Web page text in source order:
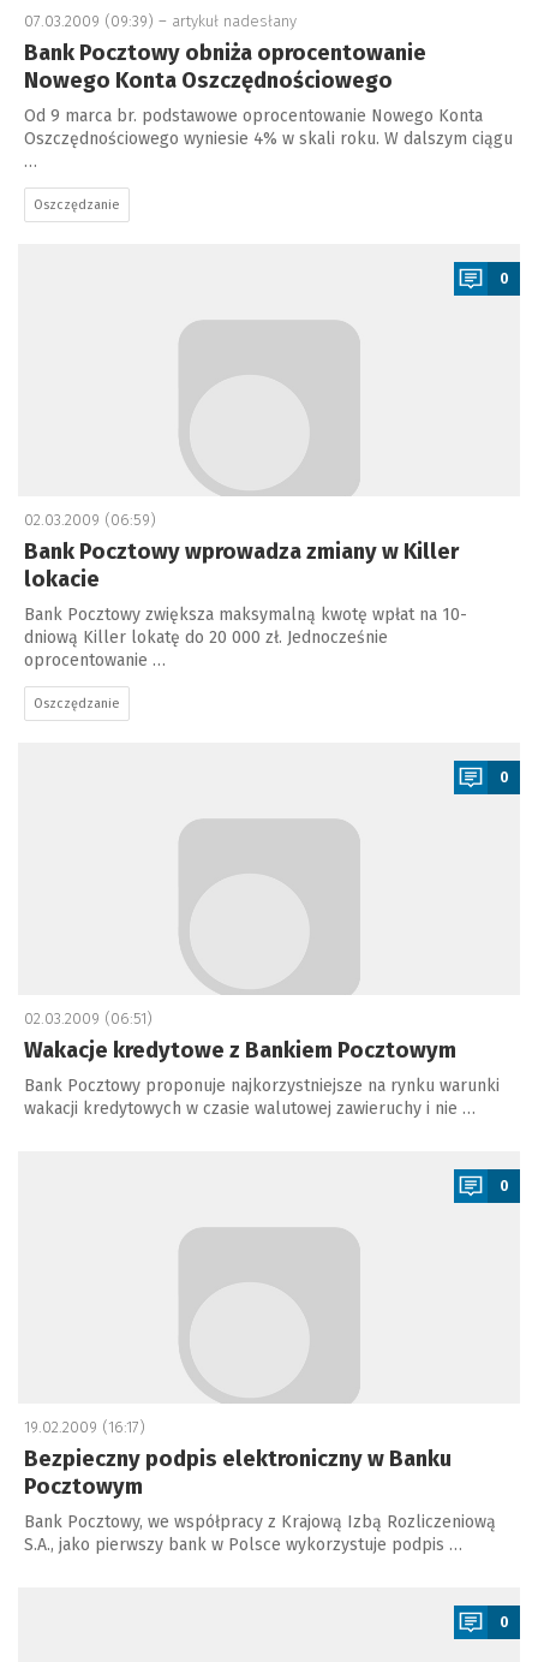
07.03.2009 (09:39) – artykuł nadesłany
Bank Pocztowy obniża oprocentowanie
Nowego Konta Oszczędnościowego
Od 9 marca br. podstawowe oprocentowanie Nowego Konta
Oszczędnościowego wyniesie 4% w skali roku. W dalszym ciągu
…
Oszczędzanie
0
02.03.2009 (06:59)
Bank Pocztowy wprowadza zmiany w Killer
lokacie
Bank Pocztowy zwiększa maksymalną kwotę wpłat na 10-
dniową Killer lokatę do 20 000 zł. Jednocześnie
oprocentowanie …
Oszczędzanie
0
02.03.2009 (06:51)
Wakacje kredytowe z Bankiem Pocztowym
Bank Pocztowy proponuje najkorzystniejsze na rynku warunki
wakacji kredytowych w czasie walutowej zawieruchy i nie …
0
19.02.2009 (16:17)
Bezpieczny podpis elektroniczny w Banku
Pocztowym
Bank Pocztowy, we współpracy z Krajową Izbą Rozliczeniową
S.A., jako pierwszy bank w Polsce wykorzystuje podpis …
0